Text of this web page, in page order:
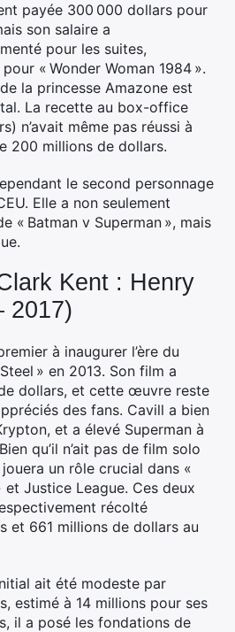
payée 300 000 dollars pour
son salaire a
pour les suites,
« Wonder Woman 1984 ».
la princesse Amazone est
La recette au box-office
n’avait même pas réussi à
200 millions de dollars.
le second personnage
Elle a non seulement
« Batman v Superman », mais
Kent : Henry
2017)
à inaugurer l’ère du
» en 2013. Son film a
dollars, et cette œuvre reste
des fans. Cavill a bien
et a élevé Superman à
qu’il n’ait pas de film solo
un rôle crucial dans «
et Justice League. Ces deux
récolté
et 661 millions de dollars au
ait été modeste par
estimé à 14 millions pour ses
il a posé les fondations de